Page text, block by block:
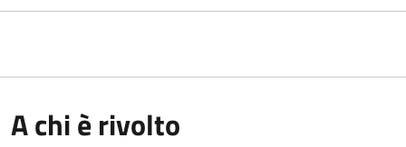
A chi è rivolto